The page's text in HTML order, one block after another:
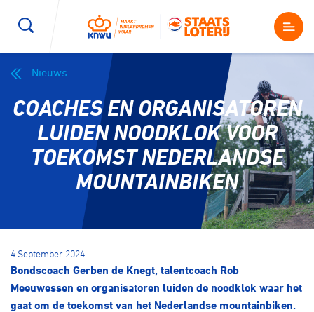
Kenniscentrum
Magazine
Shop
Producten en diensten
Contact
Nieuws
COACHES EN ORGANISATOREN
LUIDEN NOODKLOK VOOR
TOEKOMST NEDERLANDSE
MOUNTAINBIKEN
4 September 2024
Bondscoach Gerben de Knegt, talentcoach Rob
Meeuwessen en organisatoren luiden de noodklok waar het
gaat om de toekomst van het Nederlandse mountainbiken.
Wegwielrennen Mountainbiken
Kunstwielrijden ID-Cycling
Baanwielrennen Strandrace
BMX freestyle
Veldrijden Biketrial